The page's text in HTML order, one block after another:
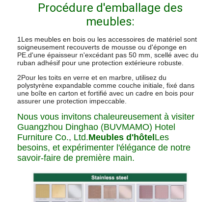
Procédure d'emballage des
meubles:
1Les meubles en bois ou les accessoires de matériel sont
soigneusement recouverts de mousse ou d'éponge en
PE.d'une épaisseur n'excédant pas 50 mm, scellé avec du
ruban adhésif pour une protection extérieure robuste.
2Pour les toits en verre et en marbre, utilisez du
polystyrène expandable comme couche initiale, fixé dans
une boîte en carton et fortifié avec un cadre en bois pour
assurer une protection impeccable.
Nous vous invitons chaleureusement à visiter
Guangzhou Dinghao (BUVMAMO) Hotel
Furniture Co., Ltd.Meubles d'hôtelLes
besoins, et expérimenter l'élégance de notre
savoir-faire de première main.